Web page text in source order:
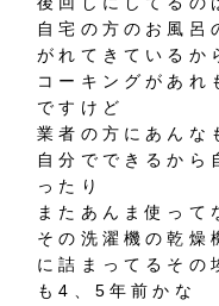
自宅の方のお風呂
がれてきているか
コーキングがあれ
ですけど
業者の方にあんな
自分でできるから
ったり
またあんま使って
その洗濯機の乾燥
に詰まってるその
も4、5年前かな